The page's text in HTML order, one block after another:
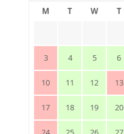
M T W T
3 4 5 6
10 11 12 13
17 18 19 20